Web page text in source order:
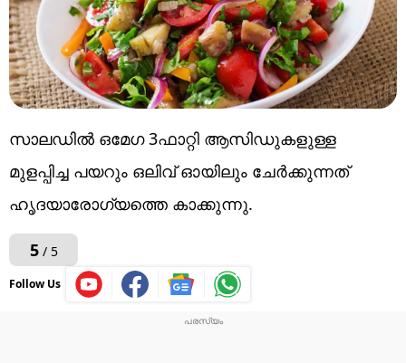
സാലഡിൽ ഒമേ​ഗ 3ഫാറ്റി ആസിഡുകളുള്ള
മുളപ്പിച്ച പയറും ഒലിവ് ഓയിലും ചേർക്കുന്നത്
ഹൃദയാരോ​ഗ്യത്തെ കാക്കുന്നു.
5/ 5
Follow Us